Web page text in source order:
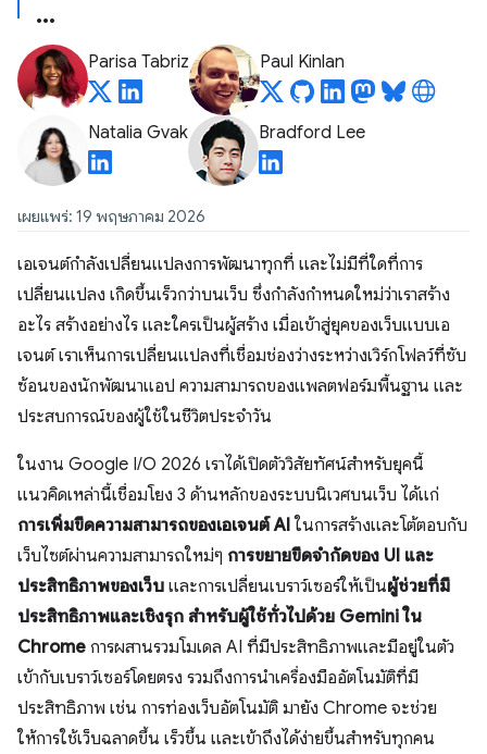
Parisa Tabriz Paul Kinlan
Natalia Gvak Bradford Lee
เผยแพร่: 19 พฤษภาคม 2026
เอเจนต์กำลังเปลี่ยนแปลงการพัฒนาทุกที่ และไม่มีที่ใดที่การ
เปลี่ยนแปลง เกิดขึ้นเร็วกว่าบนเว็บ ซึ่งกำลังกำหนดใหม่ว่าเราสร้าง
อะไร สร้างอย่างไร และใครเป็นผู้สร้าง เมื่อเข้าสู่ยุคของเว็บแบบเอ
เจนต์ เราเห็นการเปลี่ยนแปลงที่เชื่อมช่องว่างระหว่างเวิร์กโฟลว์ที่ซับ
ซ้อนของนักพัฒนาแอป ความสามารถของแพลตฟอร์มพื้นฐาน และ
ประสบการณ์ของผู้ใช้ในชีวิตประจำวัน
ในงาน Google I/O 2026 เราได้เปิดตัววิสัยทัศน์สำหรับยุคนี้
แนวคิดเหล่านี้เชื่อมโยง 3 ด้านหลักของระบบนิเวศบนเว็บ ได้แก่
การเพิ่มขีดความสามารถของเอเจนต์ AI ในการสร้างและโต้ตอบกับ
เว็บไซต์ผ่านความสามารถใหม่ๆ การขยายขีดจำกัดของ UI และ
ประสิทธิภาพของเว็บ และการเปลี่ยนเบราว์เซอร์ให้เป็นผู้ช่วยที่มี
ประสิทธิภาพและเชิงรุก สำหรับผู้ใช้ทั่วไปด้วย Gemini ใน
Chrome การผสานรวมโมเดล AI ที่มีประสิทธิภาพและมีอยู่ในตัว
เข้ากับเบราว์เซอร์โดยตรง รวมถึงการนำเครื่องมืออัตโนมัติที่มี
ประสิทธิภาพ เช่น การท่องเว็บอัตโนมัติ มายัง Chrome จะช่วย
ให้การใช้เว็บฉลาดขึ้น เร็วขึ้น และเข้าถึงได้ง่ายขึ้นสำหรับทุกคน